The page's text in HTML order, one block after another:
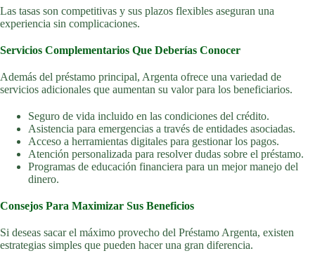
Las tasas son competitivas y sus plazos flexibles aseguran una
experiencia sin complicaciones.
Servicios Complementarios Que Deberías Conocer
Además del préstamo principal, Argenta ofrece una variedad de
servicios adicionales que aumentan su valor para los beneficiarios.
Seguro de vida incluido en las condiciones del crédito.
Asistencia para emergencias a través de entidades asociadas.
Acceso a herramientas digitales para gestionar los pagos.
Atención personalizada para resolver dudas sobre el préstamo.
Programas de educación financiera para un mejor manejo del
dinero.
Consejos Para Maximizar Sus Beneficios
Si deseas sacar el máximo provecho del Préstamo Argenta, existen
estrategias simples que pueden hacer una gran diferencia.